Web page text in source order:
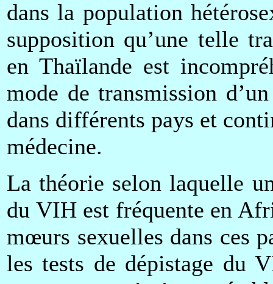
dans la population
supposition qu’une telle
en Thaïlande est
mode de transmission
dans différents pays et
médecine.
La théorie selon laquelle
du VIH est fréquente en
mœurs sexuelles dans ces
les tests de dépistage du